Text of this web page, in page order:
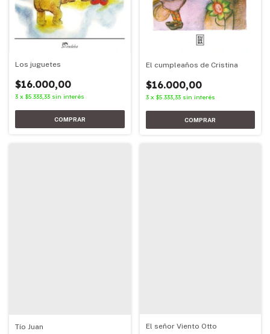
Los juguetes
$16.000,00
3 x $5.333,33 sin interés
El cumpleaños de Cristina
$16.000,00
3 x $5.333,33 sin interés
Tío Juan El señor Viento Otto